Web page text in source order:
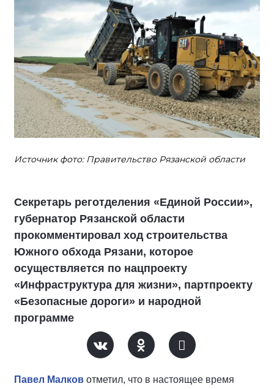
Источник фото: Правительство Рязанской области
Секретарь реготделения «Единой России»,
губернатор Рязанской области
прокомментировал ход строительства
Южного обхода Рязани, которое
осуществляется по нацпроекту
«Инфраструктура для жизни», партпроекту
«Безопасные дороги» и народной
программе
Павел Малков отметил, что в настоящее время